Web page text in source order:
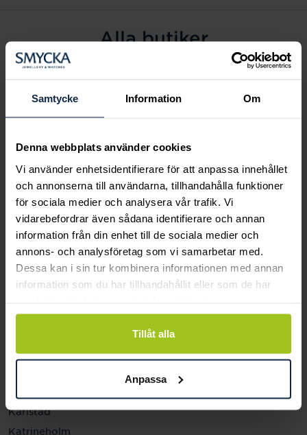
Samtycke Information Om
Denna webbplats använder cookies
Vi använder enhetsidentifierare för att anpassa innehållet
och annonserna till användarna, tillhandahålla funktioner
för sociala medier och analysera vår trafik. Vi
vidarebefordrar även sådana identifierare och annan
information från din enhet till de sociala medier och
annons- och analysföretag som vi samarbetar med.
Dessa kan i sin tur kombinera informationen med annan
information som du har tillhandahållit eller som de har
Tillåt alla
Anpassa
Alla butiker
Alingsås
Arvidsjaur
Eksjö
Fagersta
Farsta
Gävle
Halmstad
Halmstad Hallarna
Haninge
Helsingborg
Jönköping
Karlstad
Katrineholm